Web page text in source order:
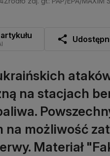
na stacjach
na możliwość
Materiał